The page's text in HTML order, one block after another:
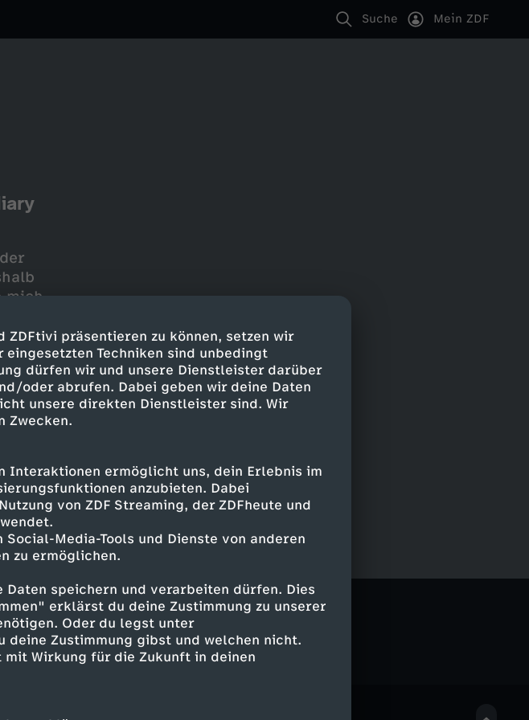
ZDFtivi präsentieren zu können, setzen wir
Techniken sind unbedingt
dürfen wir und unsere Dienstleister darüber
oder abrufen. Dabei geben wir deine Daten
unsere direkten Dienstleister sind. Wir
Zwecken.
Interaktionen ermöglicht uns, dein Erlebnis im
anzubieten. Dabei
von ZDF Streaming, der ZDFheute und
Social-Media-Tools und Dienste von anderen
zu ermöglichen.
speichern und verarbeiten dürfen. Dies
erklärst du deine Zustimmung zu unserer
Oder du legst unter
Zustimmung gibst und welchen nicht.
Wirkung für die Zukunft in deinen
Suche Mein ZDF
mich